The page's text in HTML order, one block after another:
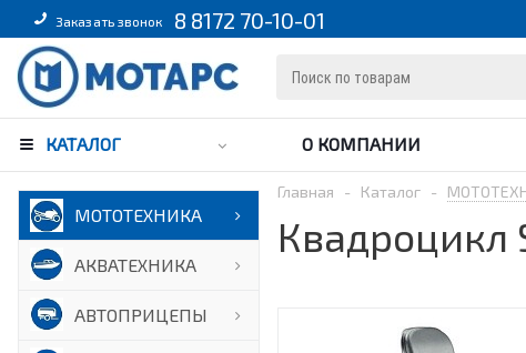
Заказать звонок 8 8172 70-10-01
КАТАЛОГ О КОМПАНИИ
МОТОТЕХНИКА
АКВАТЕХНИКА
АВТОПРИЦЕПЫ
Главная - Каталог -
Квадроцикл